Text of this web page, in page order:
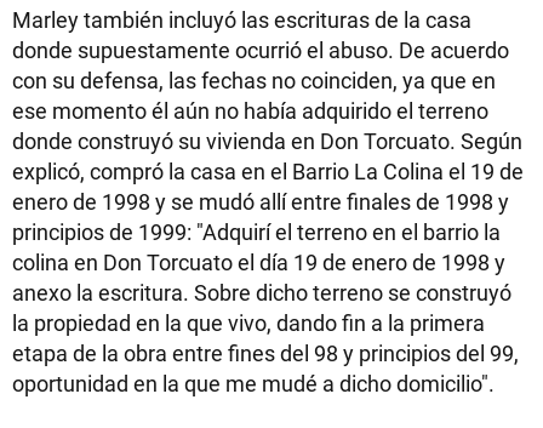
Marley también incluyó las escrituras de la casa
donde supuestamente ocurrió el abuso. De acuerdo
con su defensa, las fechas no coinciden, ya que en
ese momento él aún no había adquirido el terreno
donde construyó su vivienda en Don Torcuato. Según
explicó, compró la casa en el Barrio La Colina el 19 de
enero de 1998 y se mudó allí entre finales de 1998 y
principios de 1999: "Adquirí el terreno en el barrio la
colina en Don Torcuato el día 19 de enero de 1998 y
anexo la escritura. Sobre dicho terreno se construyó
la propiedad en la que vivo, dando fin a la primera
etapa de la obra entre fines del 98 y principios del 99,
oportunidad en la que me mudé a dicho domicilio".